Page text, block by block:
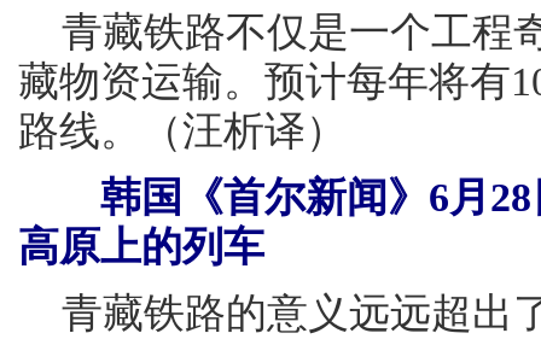
青藏铁路不仅是一个工程
藏物资运输。预计每年将有
路线。（汪析译）
韩国《首尔新闻》6月28
高原上的列车
青藏铁路的意义远远超出